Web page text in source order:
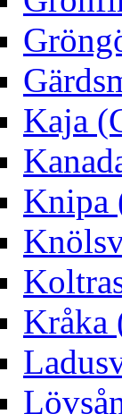
Kaja
Knipa
Kråka